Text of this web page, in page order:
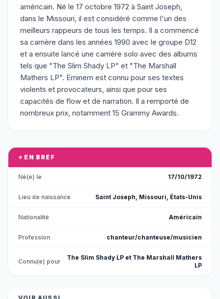
américain. Né le 17 octobre 1972 à Saint Joseph,
dans le Missouri, il est considéré comme l'un des
meilleurs rappeurs de tous les temps. Il a commencé
sa carrière dans les années 1990 avec le groupe D12
et a ensuite lancé une carrière solo avec des albums
tels que "The Slim Shady LP" et "The Marshall
Mathers LP". Eminem est connu pour ses textes
violents et provocateurs, ainsi que pour ses
capacités de flow et de narration. Il a remporté de
nombreux prix, notamment 15 Grammy Awards.
⭐ EN BREF
Né(e) le 17/10/1972
Lieu de naissance Saint Joseph, Missouri, États-Unis
Nationalité Américain
Profession chanteur/chanteuse/musicien
Connu(e) pour
The Slim Shady LP et The Marshall Mathers
LP